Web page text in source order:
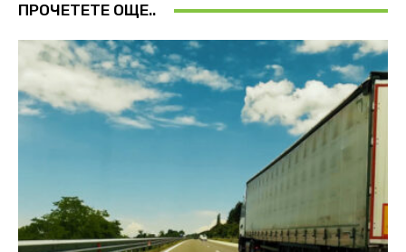
ПРОЧЕТЕТЕ ОЩЕ..